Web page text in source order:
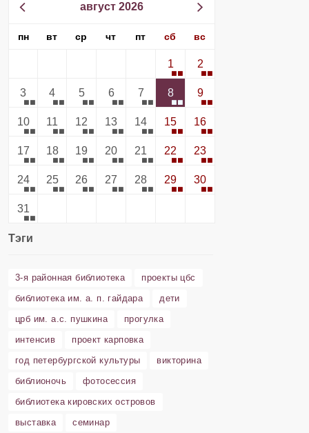
август 2026
пн вт ср чт пт сб вс
1 2
3 4 5 6 7 8 9
10 11 12 13 14 15 16
17 18 19 20 21 22 23
24 25 26 27 28 29 30
31
Тэги
3-я районная библиотека
проекты цбс
библиотека им. а. п. гайдара
дети
црб им. а.с. пушкина
прогулка
интенсив
проект карповка
год петербургской культуры
викторина
библионочь
фотосессия
библиотека кировских островов
выставка
семинар